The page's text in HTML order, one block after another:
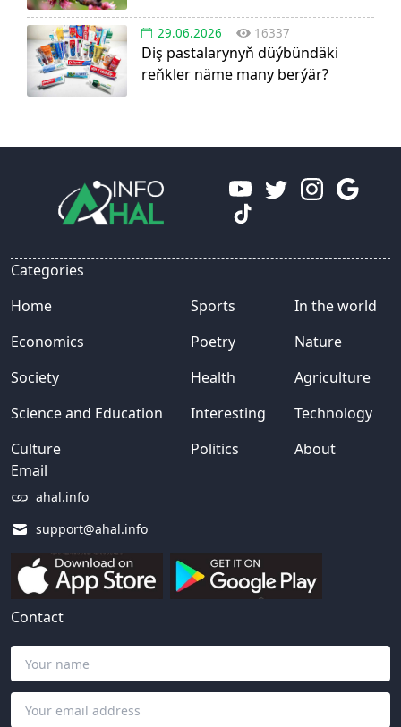
29.06.2026 16337
Diş pastalarynyň düýbündäki
reňkler näme many berýär?
Email
ahal.info
support@ahal.info
Categories
Home
Economics
Society
Science and Education
Culture
Sports
Poetry
Health
Interesting
Politics
In the world
Nature
Agriculture
Technology
About
Contact